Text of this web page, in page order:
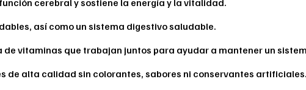
así como un sistema digestivo saludable.
de vitaminas que trabajan juntos para ayudar a mantener un
de alta calidad sin colorantes, sabores ni conservantes artificiales.